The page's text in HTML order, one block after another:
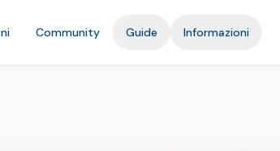
Community Guide Informazioni